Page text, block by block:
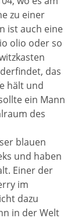
zu einer
ist auch eine
olio oder so
das
hält und
ein Mann
des
blauen
und haben
Einer der
im
dazu
in der Welt